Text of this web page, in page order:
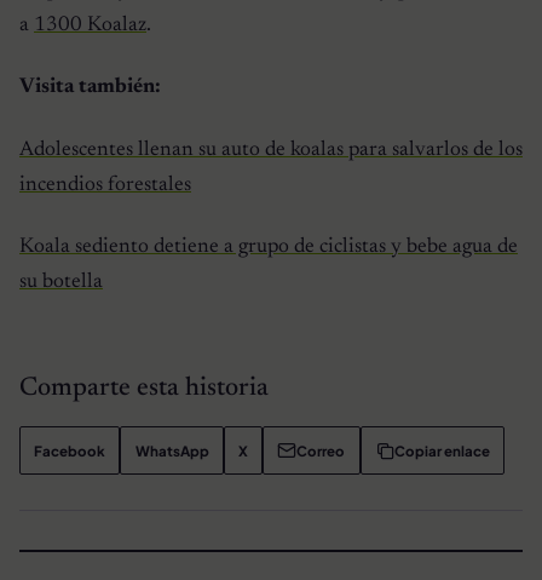
a 1300 Koalaz.
Visita también:
Adolescentes llenan su auto de koalas para salvarlos de los
incendios forestales
Koala sediento detiene a grupo de ciclistas y bebe agua de
su botella
Comparte esta historia
Facebook WhatsApp X Correo Copiar enlace